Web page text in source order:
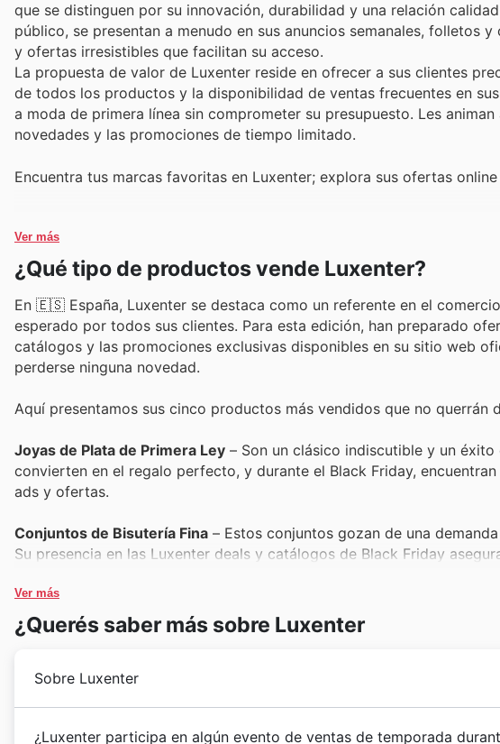
que se distinguen por su innovación, durabilidad y una relación
público, se presentan a menudo en sus anuncios semanales, folletos
y ofertas irresistibles que facilitan su acceso.
La propuesta de valor de Luxenter reside en ofrecer a sus clientes
de todos los productos y la disponibilidad de ventas frecuentes en
a moda de primera línea sin comprometer su presupuesto. Les
novedades y las promociones de tiempo limitado.
Encuentra tus marcas favoritas en Luxenter; explora sus ofertas
Ver más
¿Qué tipo de productos vende Luxenter?
En 🇪🇸 España, Luxenter se destaca como un referente en el
esperado por todos sus clientes. Para esta edición, han preparado
catálogos y las promociones exclusivas disponibles en su sitio web
perderse ninguna novedad.
Aquí presentamos sus cinco productos más vendidos que no querrán
Joyas de Plata de Primera Ley – Son un clásico indiscutible y un
convierten en el regalo perfecto, y durante el Black Friday,
ads y ofertas.
Conjuntos de Bisutería Fina – Estos conjuntos gozan de una
Su presencia en las Luxenter deals y catálogos de Black Friday
Anillos con Piedras Preciosas – La exclusividad y el brillo de los
Son una apuesta segura para quienes buscan un detalle especial, y
Ver más
¿Querés saber más sobre Luxenter
Sobre Luxenter
¿Luxenter participa en algún evento de ventas de temporada